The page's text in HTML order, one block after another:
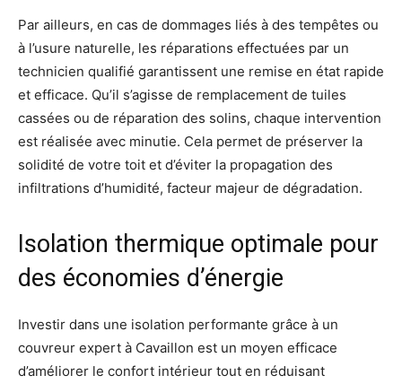
Par ailleurs, en cas de dommages liés à des tempêtes ou
à l’usure naturelle, les réparations effectuées par un
technicien qualifié garantissent une remise en état rapide
et efficace. Qu’il s’agisse de remplacement de tuiles
cassées ou de réparation des solins, chaque intervention
est réalisée avec minutie. Cela permet de préserver la
solidité de votre toit et d’éviter la propagation des
infiltrations d’humidité, facteur majeur de dégradation.
Isolation thermique optimale pour
des économies d’énergie
Investir dans une isolation performante grâce à un
couvreur expert à Cavaillon est un moyen efficace
d’améliorer le confort intérieur tout en réduisant